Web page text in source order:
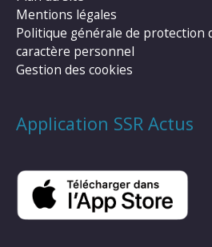
Mentions légales
Politique générale de protection
caractère personnel
Gestion des cookies
Application SSR Actus